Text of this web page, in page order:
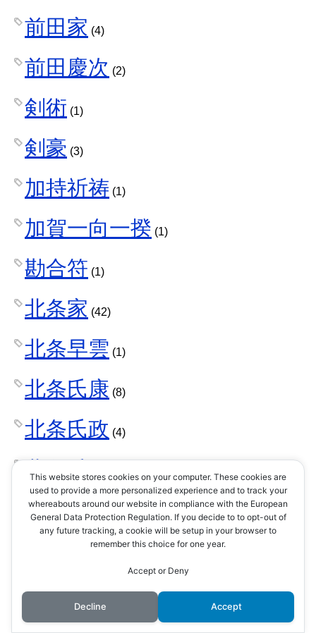
前田家 (4)
前田慶次 (2)
剣術 (1)
剣豪 (3)
加持祈祷 (1)
加賀一向一揆 (1)
勘合符 (1)
北条家 (42)
北条早雲 (1)
北条氏康 (8)
北条氏政 (4)
北条氏照 (3)
北条氏直(2)
北条氏綱
北条氏規(1)
This website stores cookies on your computer. These cookies are
used to provide a more personalized experience and to track your
whereabouts around our website in compliance with the European
General Data Protection Regulation. If you decide to to opt-out of
any future tracking, a cookie will be setup in your browser to
remember this choice for one year.
Accept or Deny
Decline Accept